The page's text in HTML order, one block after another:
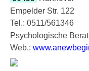
Empelder Str. 122
Tel.: 0511/561346
Psychologische
Web.: